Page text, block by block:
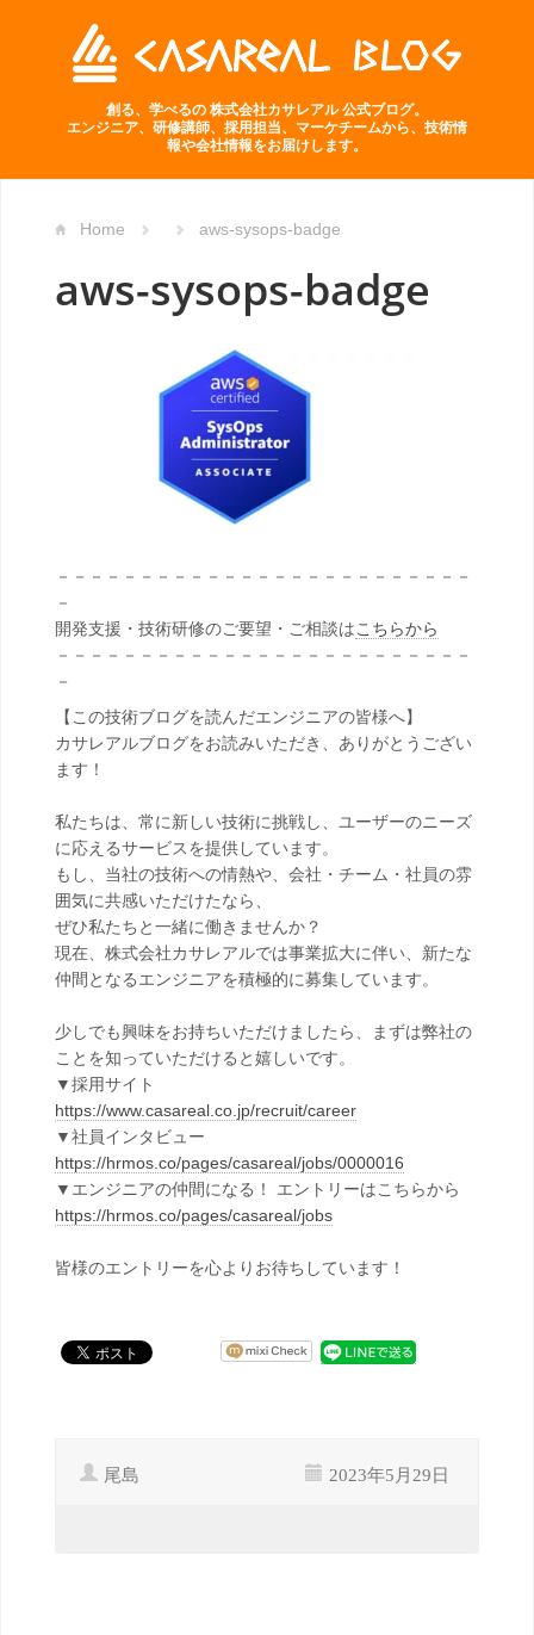
創る、学べるの 株式会社カサレアル 公式ブログ。
エンジニア、研修講師、採用担当、マーケチームから、技術情
報や会社情報をお届けします。
Home aws-sysops-badge
aws-sysops-badge
－－－－－－－－－－－－－－－－－－－－－－－－－
－
開発支援・技術研修のご要望・ご相談はこちらから
－－－－－－－－－－－－－－－－－－－－－－－－－
－
【この技術ブログを読んだエンジニアの皆様へ】
カサレアルブログをお読みいただき、ありがとうござい
ます！
私たちは、常に新しい技術に挑戦し、ユーザーのニーズ
に応えるサービスを提供しています。
もし、当社の技術への情熱や、会社・チーム・社員の雰
囲気に共感いただけたなら、
ぜひ私たちと一緒に働きませんか？
現在、株式会社カサレアルでは事業拡大に伴い、新たな
仲間となるエンジニアを積極的に募集しています。
少しでも興味をお持ちいただけましたら、まずは弊社の
ことを知っていただけると嬉しいです。
▼採用サイト
https://www.casareal.co.jp/recruit/career
▼社員インタビュー
https://hrmos.co/pages/casareal/jobs/0000016
▼エンジニアの仲間になる！ エントリーはこちらから
https://hrmos.co/pages/casareal/jobs
皆様のエントリーを心よりお待ちしています！
尾島 2023年5月29日